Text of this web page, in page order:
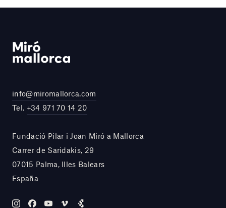
info@miromallorca.com
Tel. +34 971 70 14 20
Fundació Pilar i Joan Miró a Mallorca
Carrer de Saridakis, 29
07015 Palma, Illes Balears
España